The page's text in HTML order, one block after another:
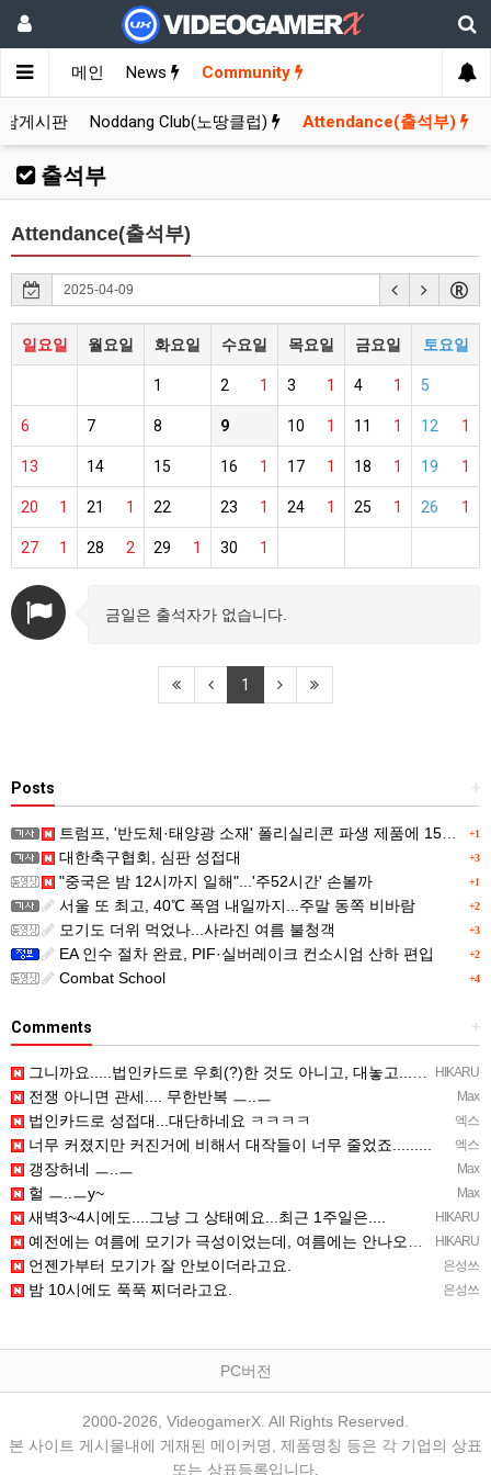
메인 News Community
게시판 Noddang Club(노땅클럽) Attendance(출석부)
출석부
Attendance(출석부)
일요일 월요일 화요일 수요일 목요일 금요일 토요일
1 1
2 1
3 1
4 5
6 7 8 9 1
10 1
11 1
12
13 14 15 1
16 1
17 1
18 1
19
1
20 1
21 22 1
23 1
24 1
25 1
26
1
27 2
28 1
29 1
30
금일은 출석자가 없습니다.
1
+
Posts
+1
트럼프, '반도체·태양광 소재' 폴리실리콘 파생 제품에 15% 관세...한국 기업도 영향
+3
대한축구협회, 심판 성접대
+1
"중국은 밤 12시까지 일해"...'주52시간' 손볼까
+2
서울 또 최고, 40℃ 폭염 내일까지...주말 동쪽 비바람
+3
모기도 더위 먹었나...사라진 여름 불청객
+2
EA 인수 절차 완료, PIF·실버레이크 컨소시엄 산하 편입
+4
Combat School
+
Comments
HIKARU
그니까요.....법인카드로 우회(?)한 것도 아니고, 대놓고...ㅋ ㅋ)
Max
전쟁 아니면 관세.... 무한반복 ㅡ..ㅡ
엑스
법인카드로 성접대...대단하네요 ㅋㅋㅋㅋ
엑스
너무 커졌지만 커진거에 비해서 대작들이 너무 줄었죠.........
Max
갱장허네 ㅡ..ㅡ
Max
헐 ㅡ..ㅡy~
HIKARU
새벽3~4시에도....그냥 그 상태예요...최근 1주일은....
HIKARU
예전에는 여름에 모기가 극성이었는데, 여름에는 안나오는 것 같은.....ㅎ ㅎ)
은성쓰
언젠가부터 모기가 잘 안보이더라고요.
은성쓰
밤 10시에도 푹푹 찌더라고요.
PC버전
2000-2026, VideogamerX. All Rights Reserved.
본 사이트 게시물내에 게재된 메이커명, 제품명칭 등은 각 기업의 상표
또는 상표등록입니다.